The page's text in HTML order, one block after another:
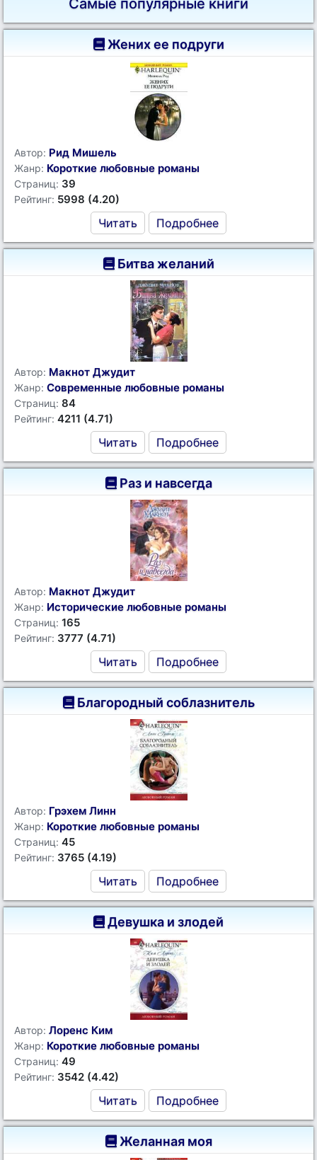
Самые популярные книги
Жених ее подруги
Автор: Рид Мишель
Жанр: Короткие любовные романы
Страниц: 39
Рейтинг: 5998 (4.20)
Читать Подробнее
Битва желаний
Автор: Макнот Джудит
Жанр: Современные любовные романы
Страниц: 84
Рейтинг: 4211 (4.71)
Читать Подробнее
Раз и навсегда
Автор: Макнот Джудит
Жанр: Исторические любовные романы
Страниц: 165
Рейтинг: 3777 (4.71)
Читать Подробнее
Благородный соблазнитель
Автор: Грэхем Линн
Жанр: Короткие любовные романы
Страниц: 45
Рейтинг: 3765 (4.19)
Читать Подробнее
Девушка и злодей
Автор: Лоренс Ким
Жанр: Короткие любовные романы
Страниц: 49
Рейтинг: 3542 (4.42)
Читать Подробнее
Желанная моя